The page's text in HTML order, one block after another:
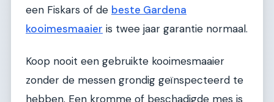
een Fiskars of de beste Gardena
kooimesmaaier is twee jaar garantie normaal.
Koop nooit een gebruikte kooimesmaaier
zonder de messen grondig geïnspecteerd te
hebben. Een kromme of beschadigde mes is